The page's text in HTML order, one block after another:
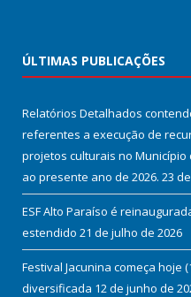
ÚLTIMAS PUBLICAÇÕES
Relatórios Detalhados
referentes a execução de
projetos culturais no Município
ao presente ano de 2026. 23
ESF Alto Paraíso é
estendido 21 de julho de 2026
Festival Jacunina começa hoje
diversificada 12 de junho de